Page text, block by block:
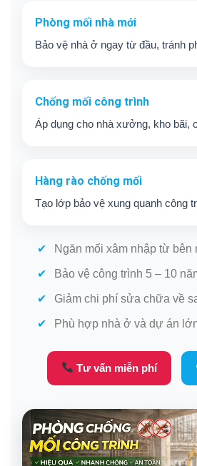
Phòng mối nhà mới
Bảo vệ nhà ở ngay từ đầu, tránh
Chống mối công trình
Áp dụng cho nhà xưởng, kho bãi,
Hàng rào chống mối
Tạo lớp bảo vệ xung quanh công
Ngăn mối xâm nhập từ bên
Bảo vệ công trình 5 – 10
Giảm chi phí sửa chữa về
Phù hợp nhà ở và dự án
Tư vấn miễn phí